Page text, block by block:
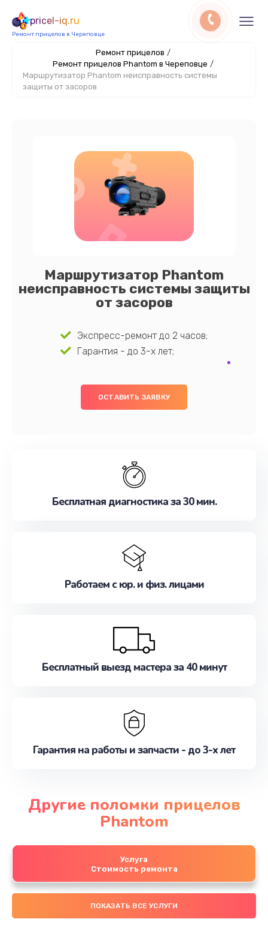
pricel-iq.ru
Ремонт прицелов в Череповце
Ремонт прицелов /
Ремонт прицелов Phantom в Череповце /
Маршрутизатор Phantom неисправность системы
защиты от засоров
Маршрутизатор Phantom
неисправность системы защиты
от засоров
Экспресс-ремонт до 2 часов;
Гарантия - до 3-х лет;
ОСТАВИТЬ ЗАЯВКУ
Бесплатная диагностика за 30 мин.
Работаем с юр. и физ. лицами
Бесплатный выезд мастера за 40 минут
Гарантия на работы и запчасти - до 3-х лет
Другие поломки прицелов
Phantom
Услуга
Стоимость ремонта
ПОКАЗАТЬ ВСЕ УСЛУГИ